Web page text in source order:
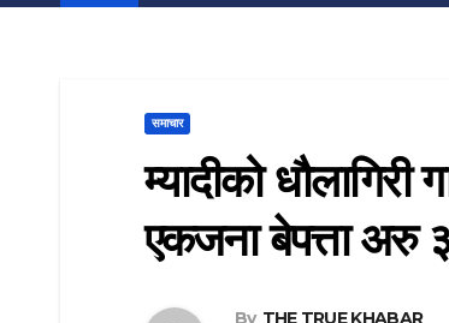
समाचार
म्यादीको धौलागिरी
एकजना बेपत्ता अरु
By THE TRUE KHABAR